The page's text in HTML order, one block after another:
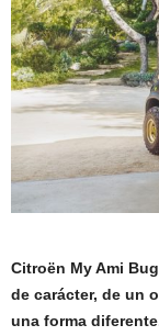
Citroën My Ami
de carácter, de un
una forma